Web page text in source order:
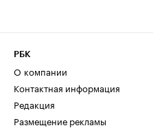
РБК
О компании
Контактная информация
Редакция
Размещение рекламы